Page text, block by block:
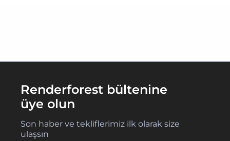
Renderforest bültenine
üye olun
Son haber ve tekliflerimiz ilk olarak size
ulaşsın